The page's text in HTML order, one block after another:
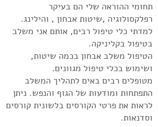
תחומי ההוראה שלי הם בעיקר
רפלקסולוגיה ,שיטות אבחון , והילינג.
למדתי כלי טיפול רבים, אותם אני משלב
בטיפול בקליניקה.
הטיפול משלב אבחון בכמה שיטות,
ושימוש בכלי טיפול מגוונים.
מטופלים רבים באים לתהליך המשלב
התפתחות ומודעות של הגוף והנפש. ניתן
לראות את פרטי הקורסים בלשונית קורסים
וסדנאות.